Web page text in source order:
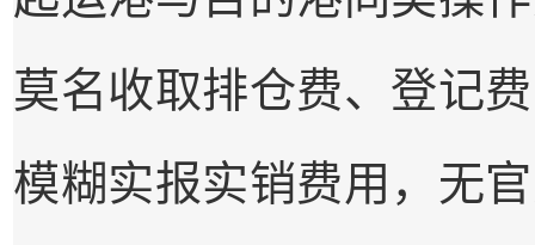
莫名收取排仓费、登记
模糊实报实销费用，无